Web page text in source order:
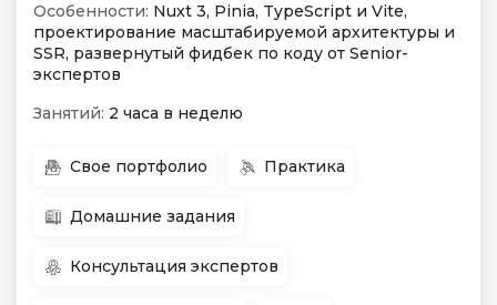
Особенности: Nuxt 3, Pinia, TypeScript и Vite,
проектирование масштабируемой архитектуры и
SSR, развернутый фидбек по коду от Senior-
экспертов
Занятий: 2 часа в неделю
Свое портфолио Практика
Домашние задания
Консультация экспертов